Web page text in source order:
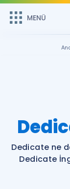
MENÜ
Remzi Hoca ile
MENÜ
Faydalı
Dedicate ne
Dedicate